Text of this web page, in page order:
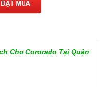
Cho Cororado Tại Quận